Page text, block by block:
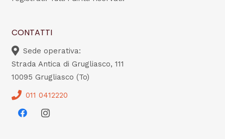
CONTATTI
Sede operativa:
Strada Antica di Grugliasco, 111
10095 Grugliasco (To)
011 0412220